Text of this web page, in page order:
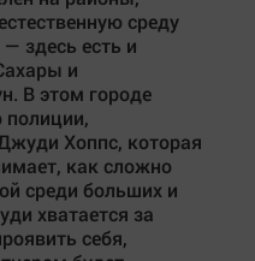
среду
здесь есть и
и
В этом городе
полиции,
Хоппс, которая
как сложно
среди больших и
хватается за
себя,